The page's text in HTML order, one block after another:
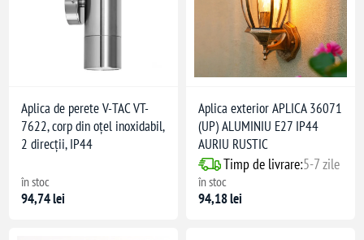
Aplica de perete V-TAC VT-
7622, corp din oțel inoxidabil,
2 direcții, IP44
în stoc
94,74 lei
Aplica exterior APLICA 36071
(UP) ALUMINIU E27 IP44
AURIU RUSTIC
Timp de livrare:5-7 zile
în stoc
94,18 lei